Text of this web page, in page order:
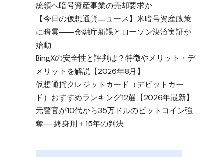
統領へ暗号資産事業の売却要求か
【今日の仮想通貨ニュース】米暗号資産政策
に暗雲――金融庁新課とローソン決済実証が
始動
BingXの安全性と評判は？特徴やメリット・デ
メリットを解説【2026年8月】
仮想通貨クレジットカード（デビットカー
ド）おすすめランキング12選【2026年最新】
元警官が10代から35万ドルのビットコイン強
奪──終身刑＋15年の判決